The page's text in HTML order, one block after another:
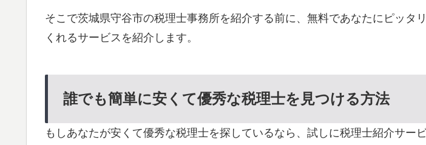
そこで茨城県守谷市の税理士事務所を紹介する前に、無料であなたにピッタ
くれるサービスを紹介します。
誰でも簡単に安くて優秀な税理士を見つける方法
もしあなたが安くて優秀な税理士を探しているなら、試しに税理士紹介サー